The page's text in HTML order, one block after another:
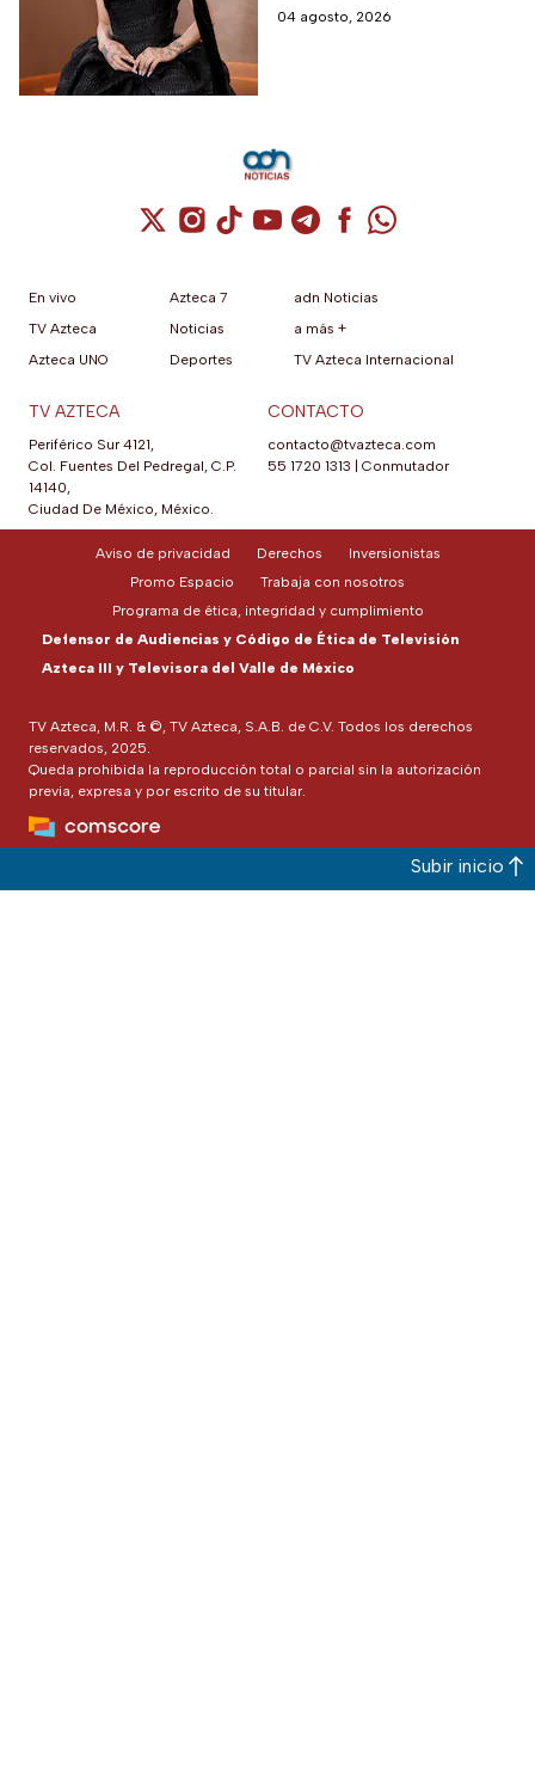
informó a sus fanáticos que
04 agosto, 2026
Cuenta de X / Twitter (se abre en una
Cuenta de Instagram (se abre en una
Cuenta de TikTok (se abre en
Cuenta de YouTube (se abre
Cuenta de Telegram (se
Cuenta de
Cuenta de
En vivo
TV Azteca
Azteca UNO
Azteca 7
Noticias
Deportes
adn Noticias
a más +
TV Azteca Internacional
TV AZTECA
Periférico Sur 4121,
Col. Fuentes Del Pedregal, C.P.
14140,
Ciudad De México, México.
CONTACTO
contacto@tvazteca.com
55 1720 1313 | Conmutador
TV Azteca, M.R. & ©, TV Azteca, S.A.B. de C.V. Todos los derechos
reservados, 2025.
Queda prohibida la reproducción total o parcial sin la autorización
previa, expresa y por escrito de su titular.
Aviso de privacidad Derechos
Inversionistas
Promo Espacio
Trabaja con nosotros
Programa de ética, integridad y cumplimiento
Defensor de Audiencias y Código de Ética de Televisión
Azteca III y Televisora del Valle de México
Subir inicio